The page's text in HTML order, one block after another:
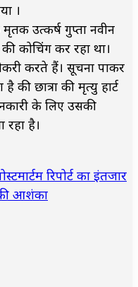
।
उत्कर्ष गुप्ता नवीन
कोचिंग कर रहा था।
करते हैं। सूचना पाकर
छात्रा की मृत्यु हार्ट
के लिए उसकी
रहा है।
रिपोर्ट का इंतजार
की आशंका